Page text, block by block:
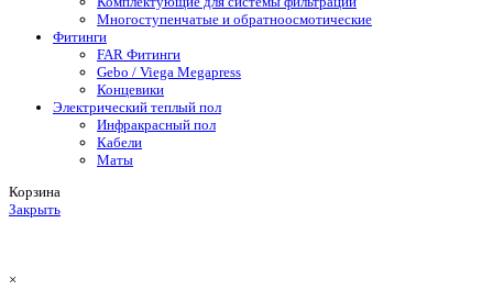
Многоступенчатые и обратноосмотические
Фитинги
FAR Фитинги
Gebo / Viega Megapress
Концевики
Электрический теплый пол
Инфракрасный пол
Кабели
Маты
Корзина
Закрыть
×